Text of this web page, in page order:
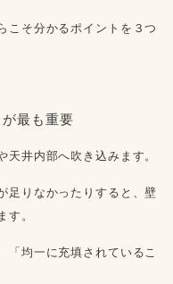
こそ分かるポイントを３つ
最も重要
井内部へ吹き込みます。
足りなかったりすると、壁
。
「均一に充填されているこ